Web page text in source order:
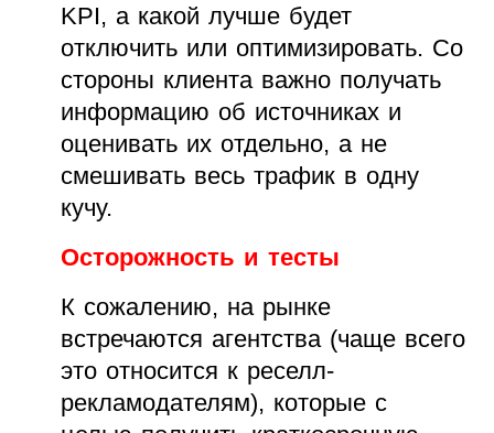
KPI, а какой лучше будет
отключить или оптимизировать. Со
стороны клиента важно получать
информацию об источниках и
оценивать их отдельно, а не
смешивать весь трафик в одну
кучу.
Осторожность и тесты
К сожалению, на рынке
встречаются агентства (чаще всего
это относится к реселл-
рекламодателям), которые с